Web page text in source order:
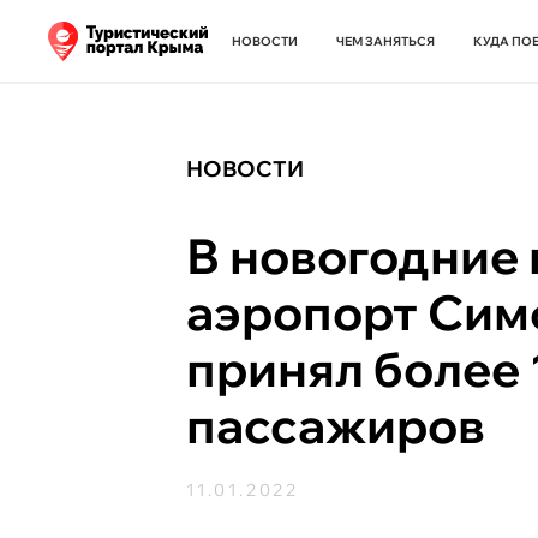
НОВОСТИ ЧЕМ ЗАНЯТЬСЯ КУДА
НОВОСТИ
В новогодние
аэропорт
принял более
пассажиров
11.01.2022